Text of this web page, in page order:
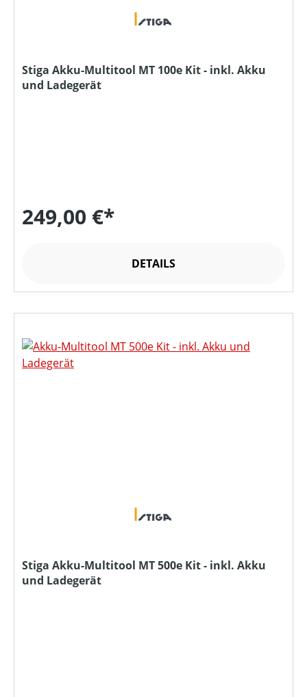
Stiga Akku-Multitool MT 100e Kit - inkl. Akku
und Ladegerät
249,00 €*
DETAILS
Stiga Akku-Multitool MT 500e Kit - inkl. Akku
und Ladegerät